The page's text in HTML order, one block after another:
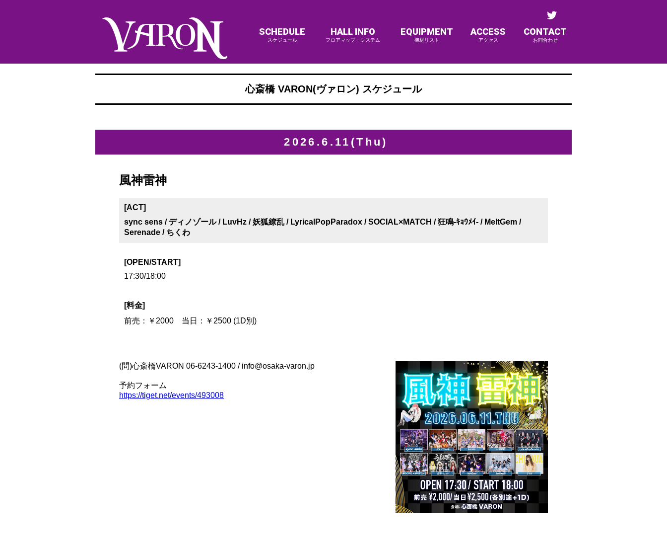
SCHEDULE
スケジュール
HALL INFO
フロアマップ・システム
EQUIPMENT
機材リスト
ACCESS
アクセス
CONTACT
お問合わせ
心斎橋 VARON(ヴァロン) スケジュール
2026.6.11(Thu)
風神雷神
[ACT]
sync sens / ディノゾール / LuvHz / 妖狐繚乱 / LyricalPopParadox / SOCIAL×MATCH / 狂鳴-ｷｮｳﾒｲ- / MeltGem /
Serenade / ちくわ
[OPEN/START]
17:30/18:00
[料金]
前売：￥2000 当日：￥2500 (1D別)
(問)心斎橋VARON 06-6243-1400 / info@osaka-varon.jp
予約フォーム
https://tiget.net/events/493008